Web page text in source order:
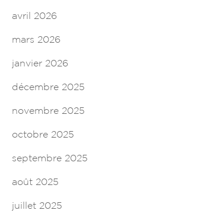
avril 2026
mars 2026
janvier 2026
décembre 2025
novembre 2025
octobre 2025
septembre 2025
août 2025
juillet 2025